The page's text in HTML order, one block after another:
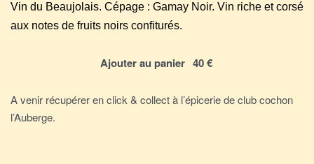
Vin du Beaujolais. Cépage : Gamay Noir. Vin riche et corsé
aux notes de fruits noirs confiturés.
Ajouter au panier
A venir récupérer en click & collect à l’épicerie de club cochon
l’Auberge.